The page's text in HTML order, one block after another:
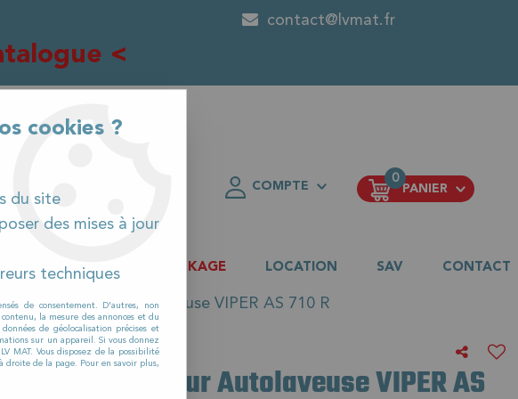
contact@lvmat.fr
<
COMPTE
0
PANIER
DESTOCKAGE LOCATION SAV CONTACT
pour Autolaveuse VIPER AS 710 R
d'aspiration pour Autolaveuse VIPER AS
cookies ?
du site
des mises à jour
techniques
de consentement. D'autres, non
la mesure des annonces et du
de géolocalisation précises et
sur un appareil. Si vous donnez
MAT. Vous disposez de la possibilité
de la page. Pour en savoir plus,